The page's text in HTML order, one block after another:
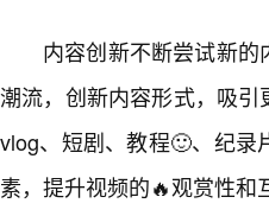
内容创新不断尝试新
潮流，创新内容形式，吸
vlog、短剧、教程🙂、纪录
素，提升视频的🔥观赏性和